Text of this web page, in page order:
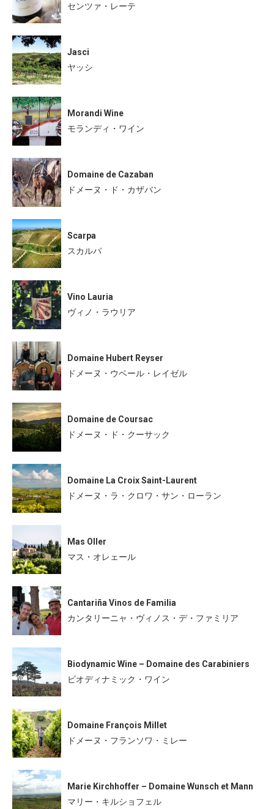
センツァ・レーテ
Jasci
ヤッシ
Morandi Wine
モランディ・ワイン
Domaine de Cazaban
ドメーヌ・ド・カザバン
Scarpa
スカルパ
Vino Lauria
ヴィノ・ラウリア
Domaine Hubert Reyser
ドメーヌ・ウベール・レイゼル
Domaine de Coursac
ドメーヌ・ド・クーサック
Domaine La Croix Saint-Laurent
ドメーヌ・ラ・クロワ・サン・ローラン
Mas Oller
マス・オレェール
Cantariña Vinos de Familia
カンタリーニャ・ヴィノス・デ・ファミリア
Biodynamic Wine – Domaine des Carabiniers
ビオディナミック・ワイン
Domaine François Millet
ドメーヌ・フランソワ・ミレー
Marie Kirchhoffer – Domaine Wunsch et Mann
マリー・キルショフェル